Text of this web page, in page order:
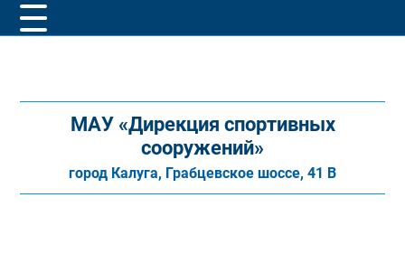
МАУ «Дирекция спортивных
сооружений»
город Калуга, Грабцевское шоссе, 41 В